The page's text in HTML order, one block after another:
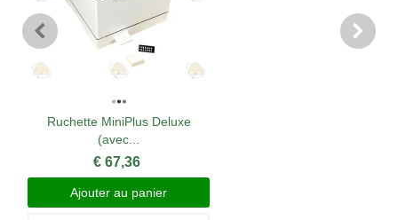
Ruchette MiniPlus Deluxe
(avec...
€ 67,36
Ajouter au panier